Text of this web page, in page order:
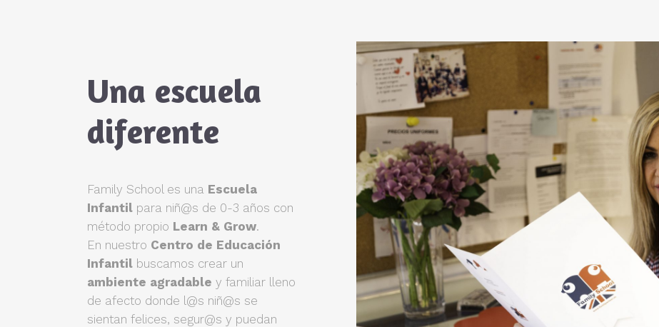
Una escuela
diferente
Family School es una Escuela
Infantil para niñ@s de 0-3 años con
método propio Learn & Grow.
En nuestro Centro de Educación
Infantil buscamos crear un
ambiente agradable y familiar lleno
de afecto donde l@s niñ@s se
sientan felices, segur@s y puedan